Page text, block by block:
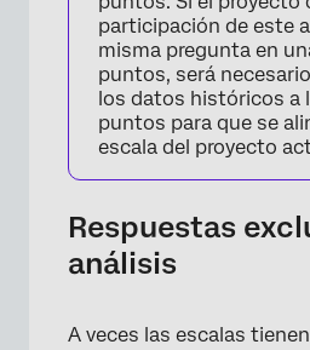
participación de este
misma pregunta en
puntos, será
los datos históricos a
puntos para que se
escala del proyecto
Respuestas
análisis
A veces las escalas